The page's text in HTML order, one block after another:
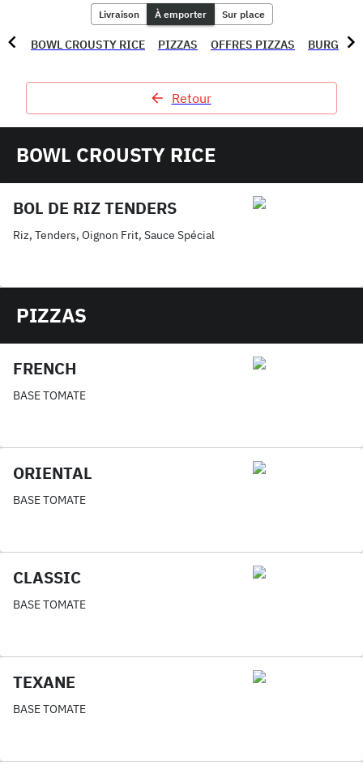
BOWL CROUSTY RICE PIZZAS OFFRES PIZZAS BURGERS
Livraison À emporter Sur place
Retour
BOWL CROUSTY RICE
BOL DE RIZ TENDERS
Riz, Tenders, Oignon Frit, Sauce Spécial
PIZZAS
FRENCH
BASE TOMATE
ORIENTAL
BASE TOMATE
CLASSIC
BASE TOMATE
TEXANE
BASE TOMATE